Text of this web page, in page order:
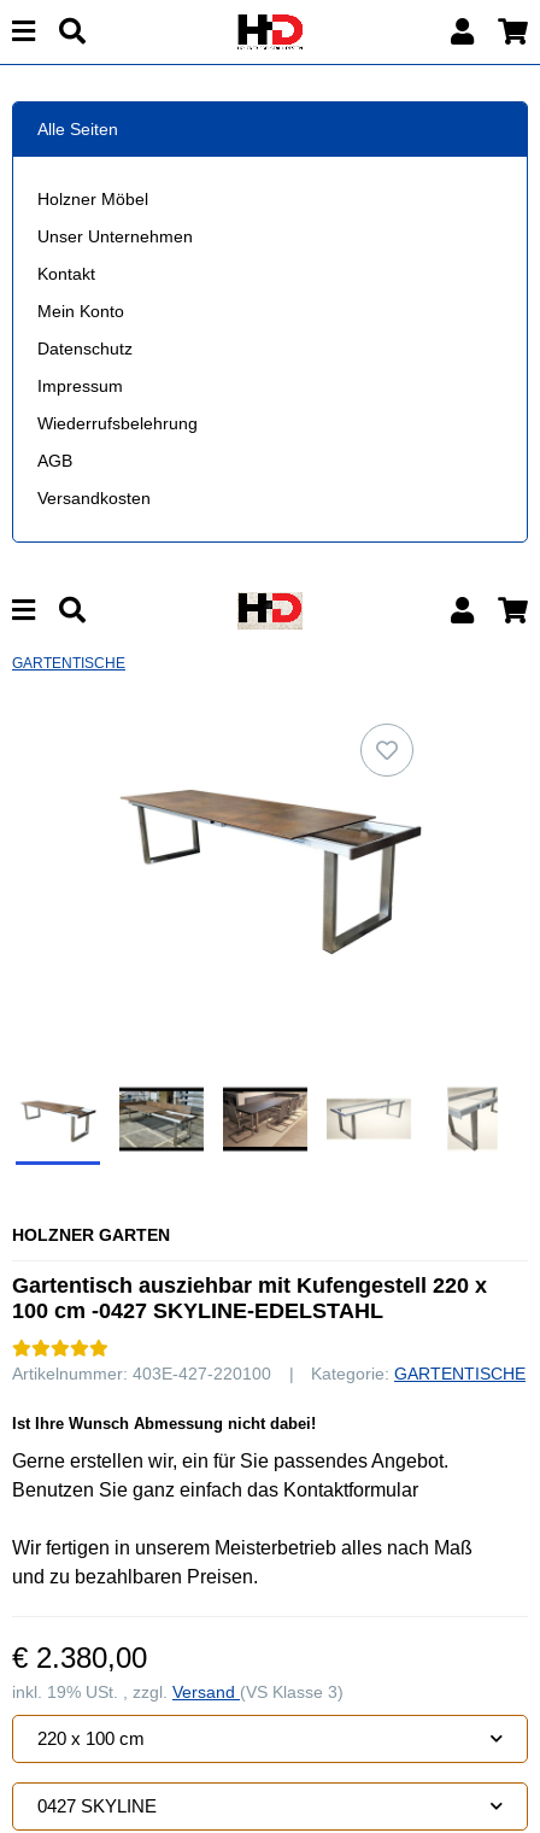
Alle Seiten
Holzner Möbel
Unser Unternehmen
Kontakt
Mein Konto
Datenschutz
Impressum
Wiederrufsbelehrung
AGB
Versandkosten
GARTENTISCHE
HOLZNER GARTEN
Gartentisch ausziehbar mit Kufengestell 220 x
100 cm -0427 SKYLINE-EDELSTAHL
Artikelnummer: 403E-427-220100 Kategorie: GARTENTISCHE
Ist Ihre Wunsch Abmessung nicht dabei!
Gerne erstellen wir, ein für Sie passendes Angebot.
Benutzen Sie ganz einfach das Kontaktformular
Wir fertigen in unserem Meisterbetrieb alles nach Maß
und zu bezahlbaren Preisen.
€ 2.380,00
inkl. 19% USt. , zzgl. Versand (VS Klasse 3)
220 x 100 cm
0427 SKYLINE